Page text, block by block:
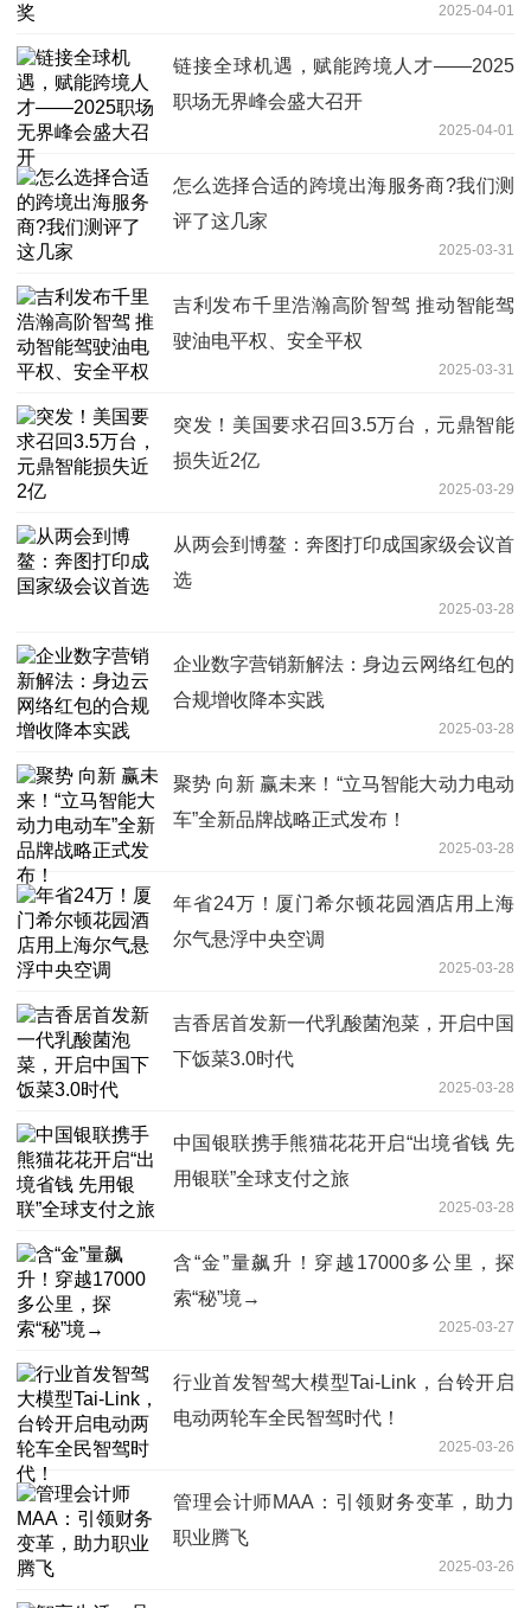
2025-04-01
链接全球机遇，赋能跨境人才——2025
职场无界峰会盛大召开
2025-04-01
怎么选择合适的跨境出海服务商?我们测
评了这几家
2025-03-31
吉利发布千里浩瀚高阶智驾 推动智能驾
驶油电平权、安全平权
2025-03-31
突发！美国要求召回3.5万台，元鼎智能
损失近2亿
2025-03-29
从两会到博鳌：奔图打印成国家级会议首
选
2025-03-28
企业数字营销新解法：身边云网络红包的
合规增收降本实践
2025-03-28
聚势 向新 赢未来！“立马智能大动力电动
车”全新品牌战略正式发布！
2025-03-28
年省24万！厦门希尔顿花园酒店用上海
尔气悬浮中央空调
2025-03-28
吉香居首发新一代乳酸菌泡菜，开启中国
下饭菜3.0时代
2025-03-28
中国银联携手熊猫花花开启“出境省钱 先
用银联”全球支付之旅
2025-03-28
含“金”量飙升！穿越17000多公里，探
索“秘”境→
2025-03-27
行业首发智驾大模型Tai-Link，台铃开启
电动两轮车全民智驾时代！
2025-03-26
管理会计师MAA：引领财务变革，助力
职业腾飞
2025-03-26